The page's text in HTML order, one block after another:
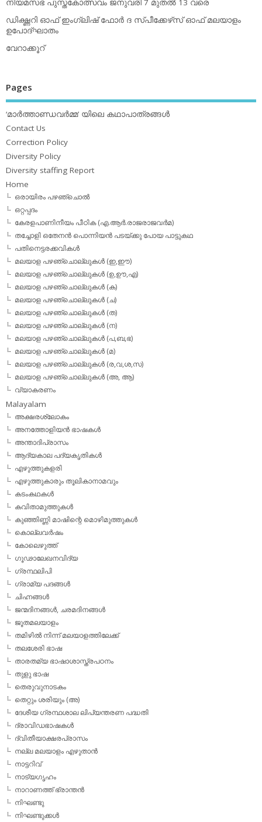
നിയമസഭ പുസ്തകോത്സവം ജനുവരി 7 മുതല്‍ 13 വരെ
ഡിക്ഷ്ണറി ഓഫ് ഇംഗ്ലിഷ് ഫോര്‍ ദ സ്പീക്കേഴ്‌സ് ഓഫ് മലയാളം
ഉപോദ്ഘാതം
വേറാക്കൂറ്
Pages
‘മാര്‍ത്താണ്ഡവര്‍മ്മ’ യിലെ കഥാപാത്രങ്ങള്‍
Contact Us
Correction Policy
Diversity Policy
Diversity staffing Report
Home
ഒരായിരം പഴഞ്ചൊല്‍
ഒറ്റപ്പദം
കേരളപാണിനീയം പീഠിക (എ.ആര്‍.രാജരാജവര്‍മ)
തച്ചോളി ഒതേനൻ പൊന്നിയൻ പടയ്‌ക്കു പോയ പാട്ടുകഥ
പതിനെട്ടരക്കവികള്‍
മലയാള പഴഞ്ചൊല്ലുകള്‍ (ഇ,ഈ)
മലയാള പഴഞ്ചൊല്ലുകള്‍ (ഉ,ഊ,എ)
മലയാള പഴഞ്ചൊല്ലുകള്‍ (ക)
മലയാള പഴഞ്ചൊല്ലുകള്‍ (ച)
മലയാള പഴഞ്ചൊല്ലുകള്‍ (ത)
മലയാള പഴഞ്ചൊല്ലുകള്‍ (ന)
മലയാള പഴഞ്ചൊല്ലുകള്‍ (പ,ബ,ഭ)
മലയാള പഴഞ്ചൊല്ലുകള്‍ (മ)
മലയാള പഴഞ്ചൊല്ലുകള്‍ (ര,വ,ശ,സ)
മലയാള പഴഞ്ചൊല്ലുകൾ (അ, ആ)
വ്യാകരണം
Malayalam
അക്ഷരശ്ലോകം
അനത്തോളിയന്‍ ഭാഷകള്‍
അന്താദിപ്രാസം
ആദ്യകാല പദ്യകൃതികള്‍
എഴുത്തുകളരി
എഴുത്തുകാരും തൂലികാനാമവും
കടംകഥകള്‍
കവിതാമുത്തുകള്‍
കുഞ്ഞിണ്ണി മാഷിന്റെ മൊഴിമുത്തുകള്‍
കൊല്ലവര്‍ഷം
കോലെഴുത്ത്
ഗൂഢാലേഖനവിദ്യ
ഗ്രന്ഥലിപി
ഗ്രാമ്യ പദങ്ങള്‍
ചിഹ്നങ്ങള്‍
ജന്മദിനങ്ങള്‍, ചരമദിനങ്ങള്‍
ജൂതമലയാളം
തമിഴില്‍ നിന്ന് മലയാളത്തിലേക്ക്
തലശേരി ഭാഷ
താരതമ്യ ഭാഷാശാസ്ത്രപഠനം
തുളു ഭാഷ
തെരുവുനാടകം
തെറ്റും ശരിയും (അ)
ദേശീയ ഗ്രന്ഥശാല ലിപ്യന്തരണ പദ്ധതി
ദ്രാവിഡഭാഷകള്‍
ദ്വിതീയാക്ഷരപ്രാസം
നല്ല മലയാളം എഴുതാന്‍
നാട്ടറിവ്
നാട്യഗൃഹം
നാറാണത്ത് ഭ്രാന്തന്‍
നിഘണ്ടു
നിഘണ്ടുക്കള്‍